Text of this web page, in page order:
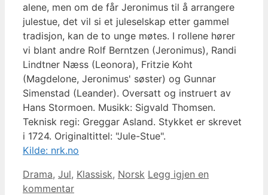
alene, men om de får Jeronimus til å arrangere
julestue, det vil si et juleselskap etter gammel
tradisjon, kan de to unge møtes. I rollene hører
vi blant andre Rolf Berntzen (Jeronimus), Randi
Lindtner Næss (Leonora), Fritzie Koht
(Magdelone, Jeronimus' søster) og Gunnar
Simenstad (Leander). Oversatt og instruert av
Hans Stormoen. Musikk: Sigvald Thomsen.
Teknisk regi: Greggar Asland. Stykket er skrevet
i 1724. Originaltittel: "Jule-Stue".
Kilde: nrk.no
Kategorier
Drama, Jul, Klassisk, Norsk Legg igjen en
kommentar